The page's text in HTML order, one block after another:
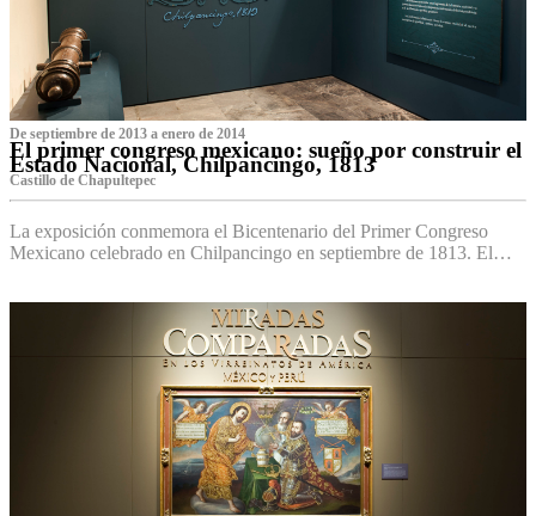
De septiembre de 2013 a enero de 2014
El primer congreso mexicano: sueño por construir el
Estado Nacional, Chilpancingo, 1813
Castillo de Chapultepec
La exposición conmemora el Bicentenario del Primer Congreso
Mexicano celebrado en Chilpancingo en septiembre de 1813. El…